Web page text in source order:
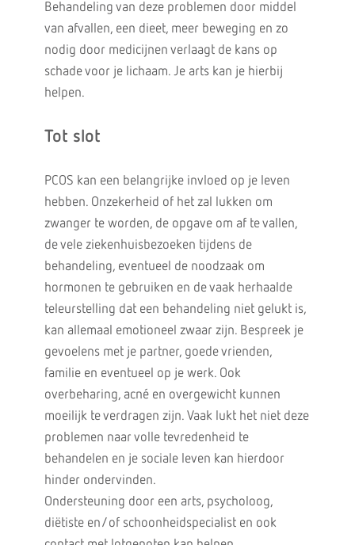
Behandeling van deze problemen door middel
van afvallen, een dieet, meer beweging en zo
nodig door medicijnen verlaagt de kans op
schade voor je lichaam. Je arts kan je hierbij
helpen.
Tot slot
PCOS kan een belangrijke invloed op je leven
hebben. Onzekerheid of het zal lukken om
zwanger te worden, de opgave om af te vallen,
de vele ziekenhuisbezoeken tijdens de
behandeling, eventueel de noodzaak om
hormonen te gebruiken en de vaak herhaalde
teleurstelling dat een behandeling niet gelukt is,
kan allemaal emotioneel zwaar zijn. Bespreek je
gevoelens met je partner, goede vrienden,
familie en eventueel op je werk. Ook
overbeharing, acné en overgewicht kunnen
moeilijk te verdragen zijn. Vaak lukt het niet deze
problemen naar volle tevredenheid te
behandelen en je sociale leven kan hierdoor
hinder ondervinden.
Ondersteuning door een arts, psycholoog,
diëtiste en/of schoonheidspecialist en ook